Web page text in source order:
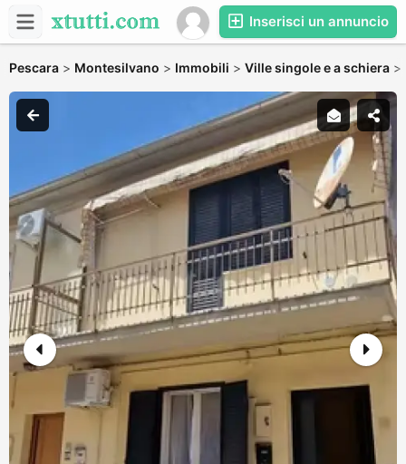
Inserisci un annuncio
Pescara > Montesilvano > Immobili > Ville singole e a schiera >